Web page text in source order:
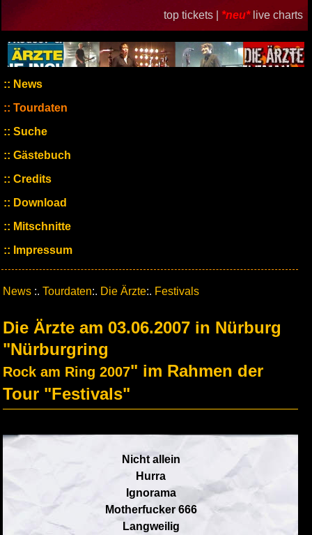
top tickets | *neu* live charts
News
Tourdaten
Suche
Gästebuch
Credits
Download
Mitschnitte
Impressum
News :. Tourdaten:. Die Ärzte:. Festivals
Die Ärzte am 03.06.2007 in Nürburg
"Nürburgring
Rock am Ring 2007" im Rahmen der
Tour "Festivals"
Nicht allein
Hurra
Ignorama
Motherfucker 666
Langweilig